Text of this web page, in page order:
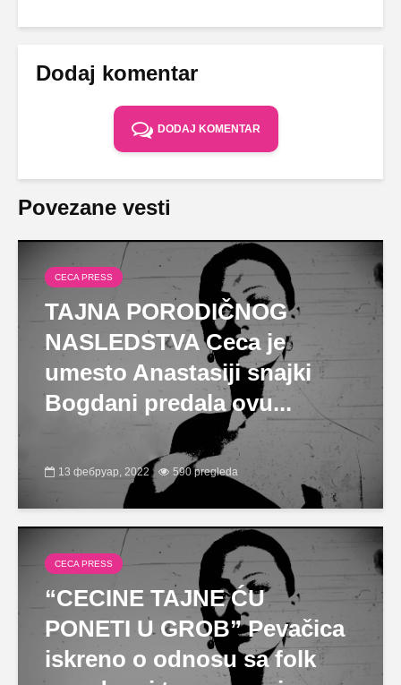
Dodaj komentar
DODAJ KOMENTAR
Povezane vesti
CECA PRESS
TAJNA PORODIČNOG
NASLEDSTVA Ceca je
umesto Anastasiji snajki
Bogdani predala ovu...
13 фебруар, 2022 590 pregleda
CECA PRESS
“CECINE TAJNE ĆU
PONETI U GROB” Pevačica
iskreno o odnosu sa folk